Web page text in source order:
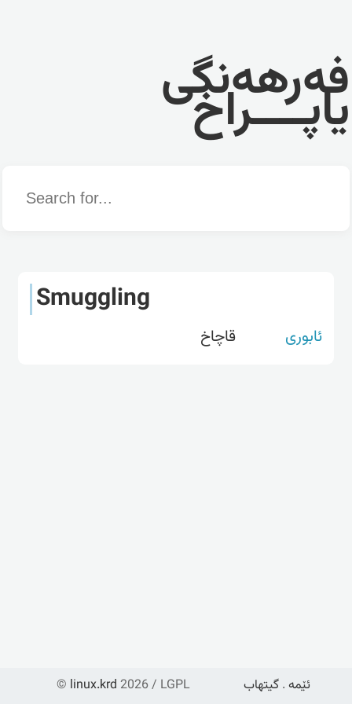
فەرهەنگی
یاپــــراخ
Word
Smuggling
ئابوری قاچاخ
© linux.krd 2026 / LGPL ئێمە . گیتهاب